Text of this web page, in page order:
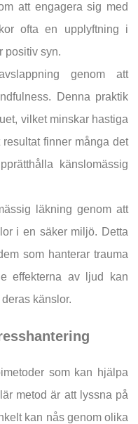
att engagera sig med
ofta en upplyftning i
positiv syn.
genom att
Denna praktik
vilket minskar hastiga
finner många det
känslomässig
läkning genom att
i en säker miljö. Detta
som hanterar trauma
effekterna av ljud kan
känslor.
som kan hjälpa
metod är att lyssna på
kan nås genom olika